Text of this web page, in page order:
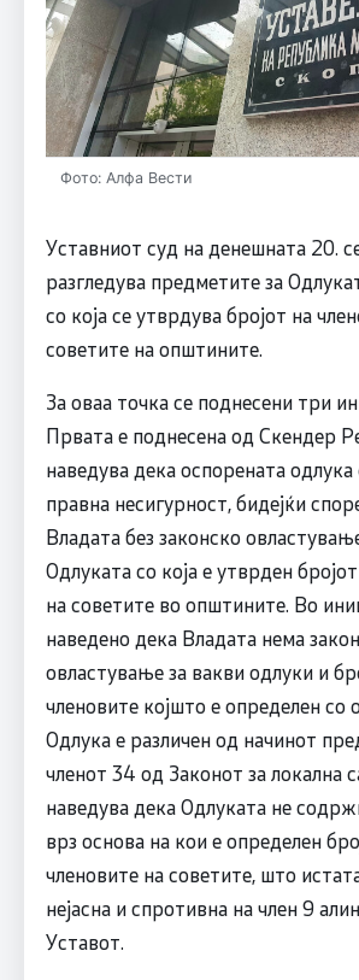
Фото: Алфа Вести
Уставниот суд на денешната 20.
разгледува предметите за
со која се утврдува бројот на
советите на општините.
За оваа точка се поднесени три
Првата е поднесена од Скендер
наведува дека оспорената одлука
правна несигурност, бидејќи
Владата без законско
Одлуката со која е утврден
на советите во општините. Во
наведено дека Владата нема
овластување за вакви одлуки и
членовите којшто е определен со
Одлука е различен од начинот
членот 34 од Законот за локална
наведува дека Одлуката не
врз основа на кои е определен
членовите на советите, што
нејасна и спротивна на член 9
Уставот.